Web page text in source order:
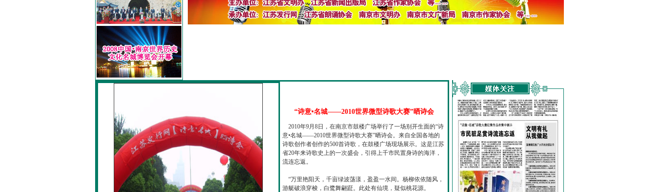
“诗意•名城——2010世界微型诗歌大赛”晒诗会
2010年9月8日，在南京市鼓楼广场举行了一场别开生面的“诗
意•名城——2010世界微型诗歌大赛”晒诗会。来自全国各地的
诗歌创作者创作的500首诗歌，在鼓楼广场现场展示。这是江苏
省20年来诗歌史上的一次盛会，引得上千市民置身诗的海洋，
流连忘返。
“万里艳阳天，千亩绿波荡漾，盈盈一水间。杨柳依依随风，
游艇破浪穿梭，白鹭舞翩跹。此处有仙境，疑似桃花源。